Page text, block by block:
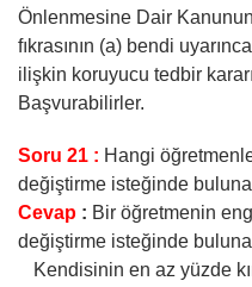
Önlenmesine Dair
fıkrasının (a) bendi
ilişkin koruyucu tedbir
Başvurabilirler.
Soru 21 : Hangi
değiştirme isteğinde
Cevap : Bir öğretmenin
değiştirme isteğinde
Kendisinin en az yüzde